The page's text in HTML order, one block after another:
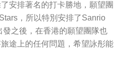
安排著名的打卡勝地，願望團
，所以特別安排了Sanrio
發之後，在香港的願望團隊也
途上的任何問題，希望詠彤能